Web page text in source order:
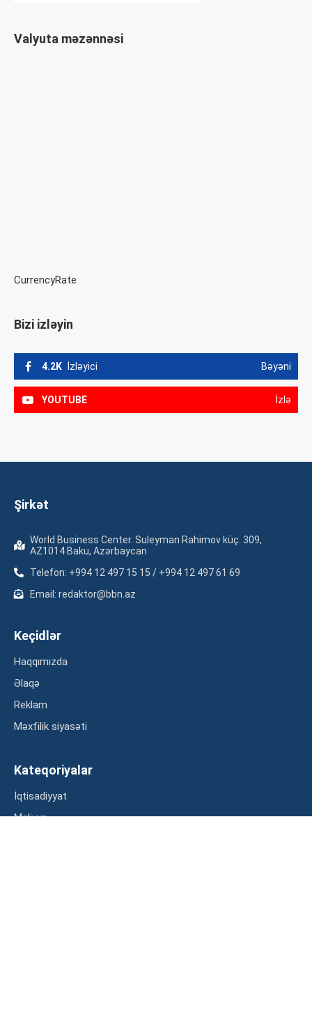
Valyuta məzənnəsi
CurrencyRate
Bizi izləyin
4.2K İzləyici Bəyəni
YOUTUBE İzlə
Şirkət
World Business Center. Suleyman Rahimov küç. 309,
AZ1014 Baku, Azərbaycan
Telefon: +994 12 497 15 15 / +994 12 497 61 69
Email: redaktor@bbn.az
Keçidlər
Haqqımızda
Əlaqə
Reklam
Məxfilik siyasəti
Kateqoriyalar
İqtisadiyyat
Maliyyə